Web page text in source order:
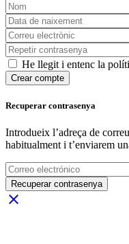
He llegit i entenc la
Crear compte
Recuperar contrasenya
Introdueix l’adreça de
habitualment i t’enviarem
Recuperar contrasenya
close